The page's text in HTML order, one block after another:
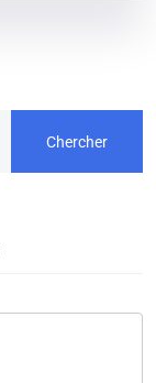
Chercher